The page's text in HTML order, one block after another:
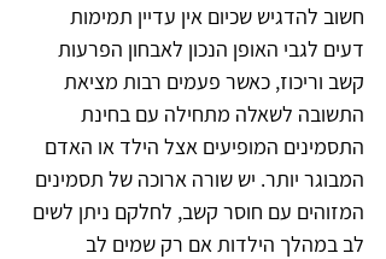
חשוב להדגיש שכיום אין עדיין תמימות
דעים לגבי האופן הנכון לאבחון הפרעות
קשב וריכוז, כאשר פעמים רבות מציאת
התשובה לשאלה מתחילה עם בחינת
התסמינים המופיעים אצל הילד או האדם
המבוגר יותר. יש שורה ארוכה של תסמינים
המזוהים עם חוסר קשב, לחלקם ניתן לשים
לב במהלך הילדות אם רק שמים לב